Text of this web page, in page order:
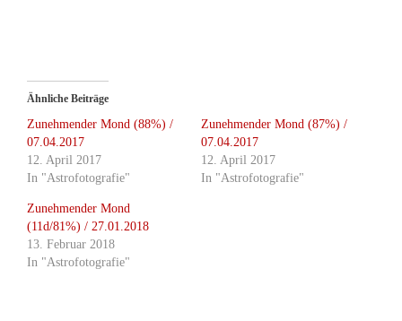
Ähnliche Beiträge
Zunehmender Mond (88%) /
07.04.2017
12. April 2017
In "Astrofotografie"
Zunehmender Mond (87%) /
07.04.2017
12. April 2017
In "Astrofotografie"
Zunehmender Mond
(11d/81%) / 27.01.2018
13. Februar 2018
In "Astrofotografie"